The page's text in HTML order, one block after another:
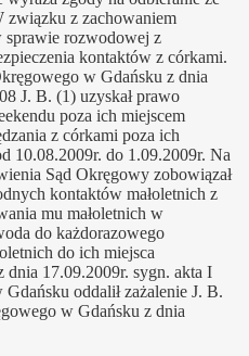
związku z zachowaniem
sprawie rozwodowej z
kontaktów z córkami.
w Gdańsku z dnia
J. B. (1) uzyskał prawo
poza ich miejscem
z córkami poza ich
10.08.2009r. do 1.09.2009r. Na
Sąd Okręgowy zobowiązał
kontaktów małoletnich z
mu małoletnich w
do każdorazowego
do ich miejsca
dnia 17.09.2009r. sygn. akta I
oddalił zażalenie J. B.
w Gdańsku z dnia